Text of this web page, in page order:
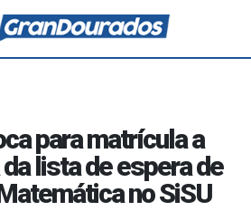
para matrícula a
da lista de espera de
no SiSU